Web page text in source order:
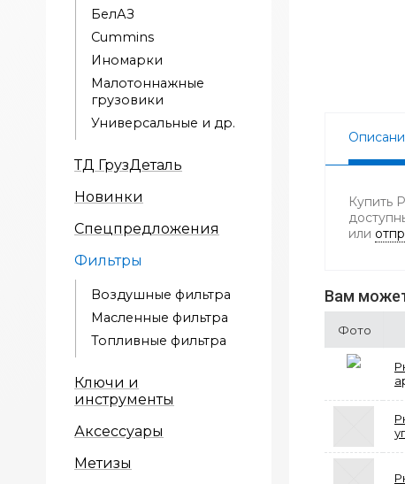
БелАЗ
Cummins
Иномарки
Малотоннажные
грузовики
Универсальные и др.
ТД ГрузДеталь
Новинки
Спецпредложения
Фильтры
Воздушные фильтра
Масленные фильтра
Топливные фильтра
Ключи и
инструменты
Аксессуары
Метизы
Купить
или
Вам
Фото